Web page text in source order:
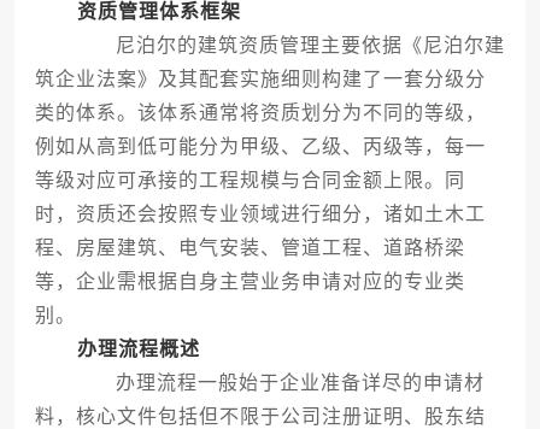
资质管理体系框架
尼泊尔的建筑资质管理主要依据《尼泊尔建
筑企业法案》及其配套实施细则构建了一套分级分
类的体系。该体系通常将资质划分为不同的等级，
例如从高到低可能分为甲级、乙级、丙级等，每一
等级对应可承接的工程规模与合同金额上限。同
时，资质还会按照专业领域进行细分，诸如土木工
程、房屋建筑、电气安装、管道工程、道路桥梁
等，企业需根据自身主营业务申请对应的专业类
别。
办理流程概述
办理流程一般始于企业准备详尽的申请材
料，核心文件包括但不限于公司注册证明、股东结